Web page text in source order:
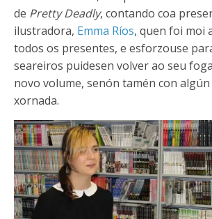
de Pretty Deadly, contando coa
ilustradora, Emma Ríos, quen foi moi
todos os presentes, e esforzouse
seareiros puidesen volver ao seu
novo volume, senón tamén con
xornada.